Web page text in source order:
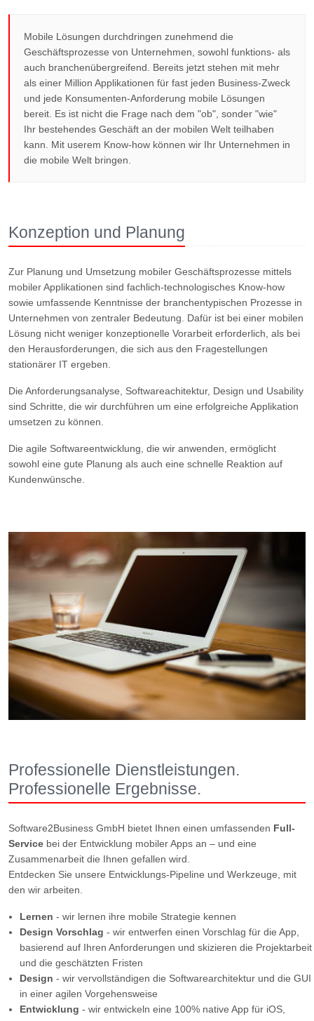
Mobile Lösungen durchdringen zunehmend die
Geschäftsprozesse von Unternehmen, sowohl funktions- als
auch branchenübergreifend. Bereits jetzt stehen mit mehr
als einer Million Applikationen für fast jeden Business-Zweck
und jede Konsumenten-Anforderung mobile Lösungen
bereit. Es ist nicht die Frage nach dem "ob", sonder "wie"
Ihr bestehendes Geschäft an der mobilen Welt teilhaben
kann. Mit userem Know-how können wir Ihr Unternehmen in
die mobile Welt bringen.
Konzeption und Planung
Zur Planung und Umsetzung mobiler Geschäftsprozesse mittels
mobiler Applikationen sind fachlich-technologisches Know-how
sowie umfassende Kenntnisse der branchentypischen Prozesse in
Unternehmen von zentraler Bedeutung. Dafür ist bei einer mobilen
Lösung nicht weniger konzeptionelle Vorarbeit erforderlich, als bei
den Herausforderungen, die sich aus den Fragestellungen
stationärer IT ergeben.
Die Anforderungsanalyse, Softwareachitektur, Design und Usability
sind Schritte, die wir durchführen um eine erfolgreiche Applikation
umsetzen zu können.
Die agile Softwareentwicklung, die wir anwenden, ermöglicht
sowohl eine gute Planung als auch eine schnelle Reaktion auf
Kundenwünsche.
Professionelle Dienstleistungen.
Professionelle Ergebnisse.
Software2Business GmbH bietet Ihnen einen umfassenden Full-
Service bei der Entwicklung mobiler Apps an – und eine
Zusammenarbeit die Ihnen gefallen wird.
Entdecken Sie unsere Entwicklungs-Pipeline und Werkzeuge, mit
den wir arbeiten.
Lernen - wir lernen ihre mobile Strategie kennen
Design Vorschlag - wir entwerfen einen Vorschlag für die App,
basierend auf Ihren Anforderungen und skizieren die Projektarbeit
und die geschätzten Fristen
Design - wir vervollständigen die Softwarearchitektur und die GUI
in einer agilen Vorgehensweise
Entwicklung - wir entwickeln eine 100% native App für iOS,